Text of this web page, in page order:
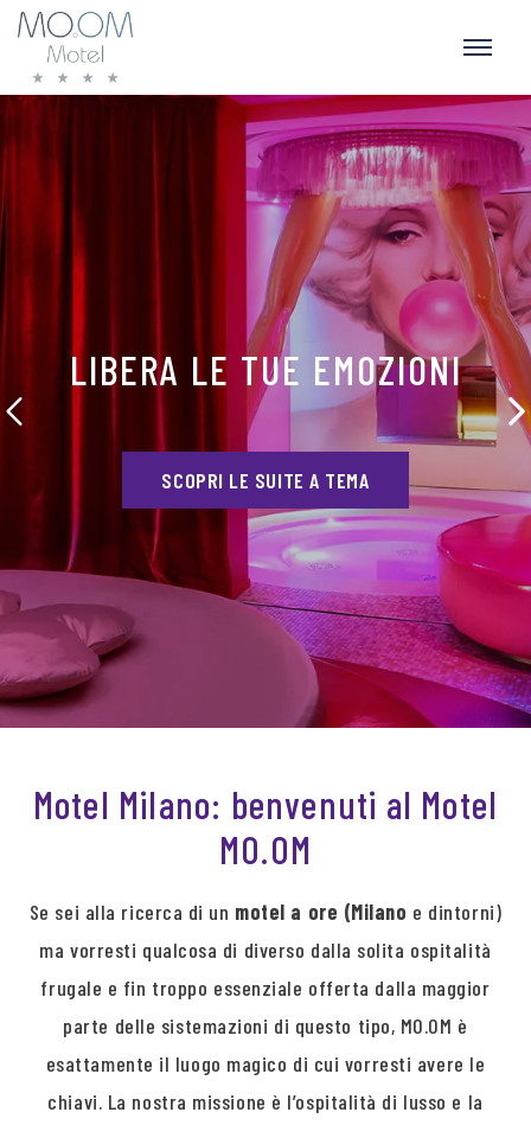
LIBERA LE TUE EMOZIONI
SCOPRI LE SUITE A TEMA
Motel Milano: benvenuti al Motel
MO.OM
Se sei alla ricerca di un motel a ore (Milano e dintorni)
ma vorresti qualcosa di diverso dalla solita ospitalità
frugale e fin troppo essenziale offerta dalla maggior
parte delle sistemazioni di questo tipo, MO.OM è
esattamente il luogo magico di cui vorresti avere le
chiavi. La nostra missione è l’ospitalità di lusso e la